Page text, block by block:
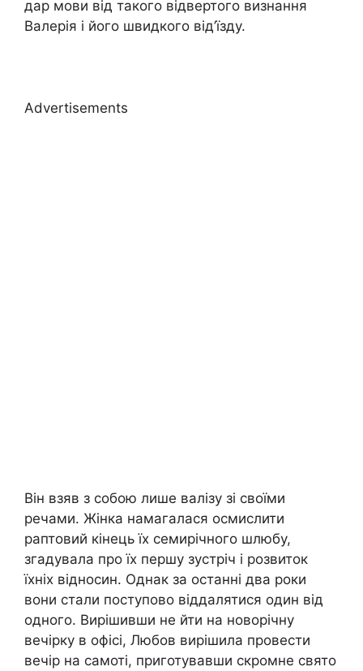
дар мови від такого відвертого визнання
Валерія і його швидкого від’їзду.
Advertisements
Він взяв з собою лише валізу зі своїми
речами. Жінка намагалася осмислити
раптовий кінець їх семирічного шлюбу,
згадувала про їх першу зустріч і розвиток
їхніх відносин. Однак за останні два роки
вони стали поступово віддалятися один від
одного. Вирішивши не йти на новорічну
вечірку в офісі, Любов вирішила провести
вечір на самоті, приготувавши скромне свято